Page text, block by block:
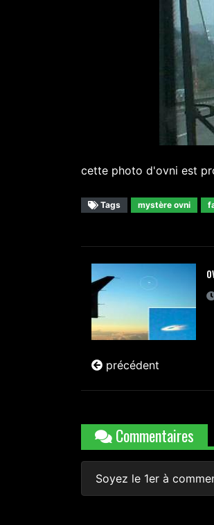
cette photo d'ovni est
Tags mystère ovni
précédent
Commentaires
Soyez le 1er à